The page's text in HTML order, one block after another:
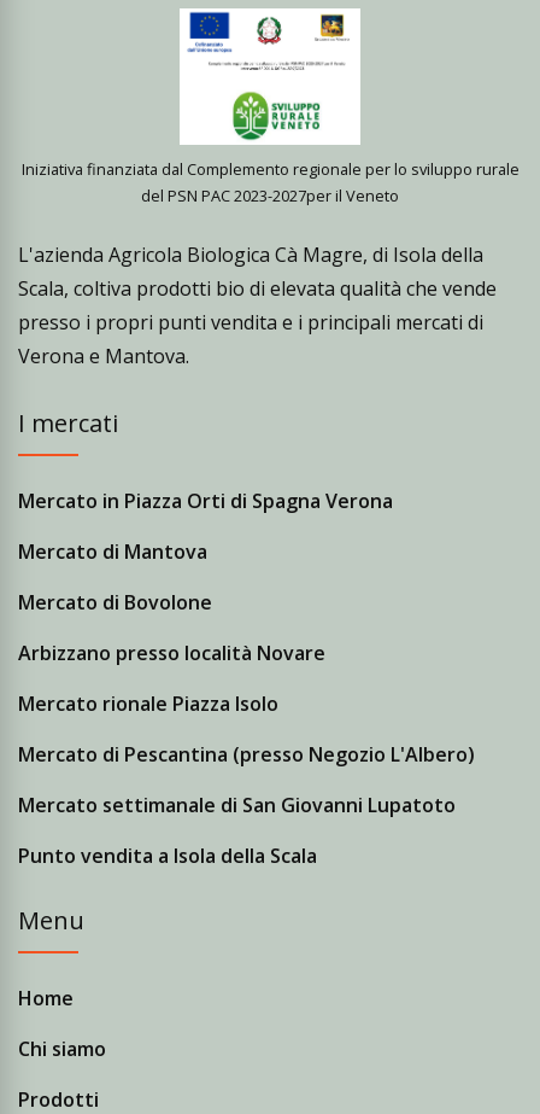
Iniziativa finanziata dal Complemento regionale per lo sviluppo rurale
del PSN PAC 2023-2027per il Veneto
L'azienda Agricola Biologica Cà Magre, di Isola della
Scala, coltiva prodotti bio di elevata qualità che vende
presso i propri punti vendita e i principali mercati di
Verona e Mantova.
I mercati
Mercato in Piazza Orti di Spagna Verona
Mercato di Mantova
Mercato di Bovolone
Arbizzano presso località Novare
Mercato rionale Piazza Isolo
Mercato di Pescantina (presso Negozio L'Albero)
Mercato settimanale di San Giovanni Lupatoto
Punto vendita a Isola della Scala
Menu
Home
Chi siamo
Prodotti